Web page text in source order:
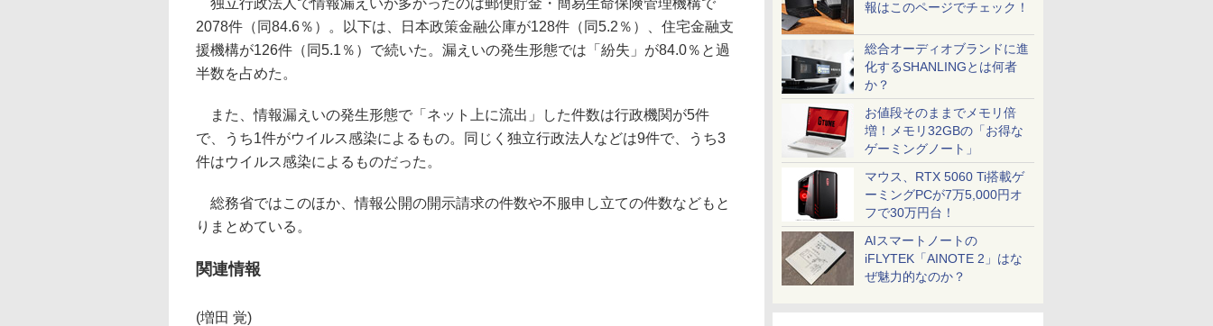
報はこのページでチェック！
総合オーディオブランドに進
化するSHANLINGとは何者
か？
お値段そのままでメモリ倍
増！メモリ32GBの「お得な
ゲーミングノート」
マウス、RTX 5060 Ti搭載ゲ
ーミングPCが7万5,000円オ
フで30万円台！
AIスマートノートの
iFLYTEK「AINOTE 2」はな
ぜ魅力的なのか？
独立行政法人で情報漏えいが多かったのは郵便貯金・簡易生命保険管理機構で
2078件（同84.6％）。以下は、日本政策金融公庫が128件（同5.2％）、住宅金融支
援機構が126件（同5.1％）で続いた。漏えいの発生形態では「紛失」が84.0％と過
半数を占めた。
また、情報漏えいの発生形態で「ネット上に流出」した件数は行政機関が5件
で、うち1件がウイルス感染によるもの。同じく独立行政法人などは9件で、うち3
件はウイルス感染によるものだった。
総務省ではこのほか、情報公開の開示請求の件数や不服申し立ての件数などもと
りまとめている。
関連情報
(増田 覚)